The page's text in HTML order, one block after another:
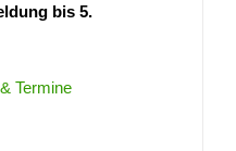
bis 5.
Termine